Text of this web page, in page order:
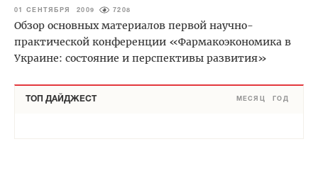
01 СЕНТЯБРЯ 2009 7208
Обзор основных материалов первой научно-
практической конференции «Фармакоэкономика в
Украине: состояние и перспективы развития»
ТОП ДАЙДЖЕСТ МЕСЯЦ ГОД